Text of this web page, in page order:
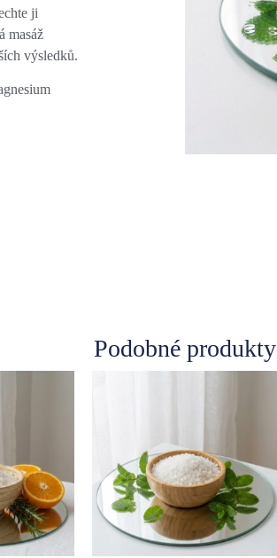
ji
masáž
výsledků.
Podobné produkty